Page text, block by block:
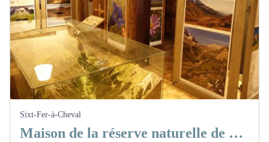
Sixt-Fer-à-Cheval
Maison de la réserve naturelle de Sixt-Fer-à-Cheval